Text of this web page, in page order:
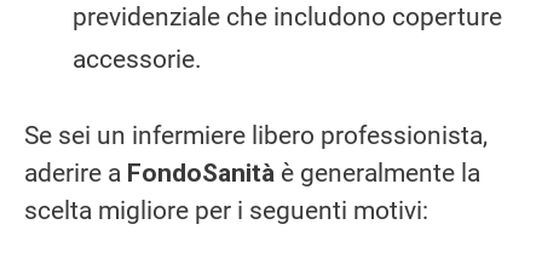
previdenziale che includono coperture
accessorie.
Se sei un infermiere libero professionista,
aderire a FondoSanità è generalmente la
scelta migliore per i seguenti motivi: